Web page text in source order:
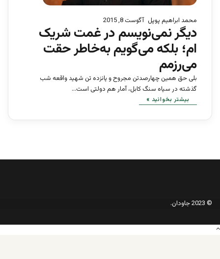
محمد ابراهیم پوپل آگوست 8, 2015
دیگر نمی‌نویسم در غمت شریک
ام؛ بلکه می‌گویم به‌خاطر حقت
می‌رزمم
بلی حق همین چهارصدتن مجروح و پانزده تن شهید واقعه شب
گذشته در سیاه سنگ کابل، آمار هم دولتی است…
بیشتر بخوانید »
© 2023 جاودان.